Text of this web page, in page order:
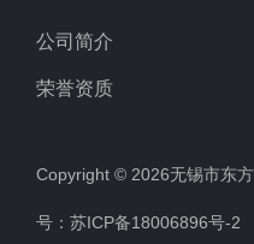
公司简介
荣誉资质
Copyright © 2026无锡市东
号： 苏ICP备18006896号-2